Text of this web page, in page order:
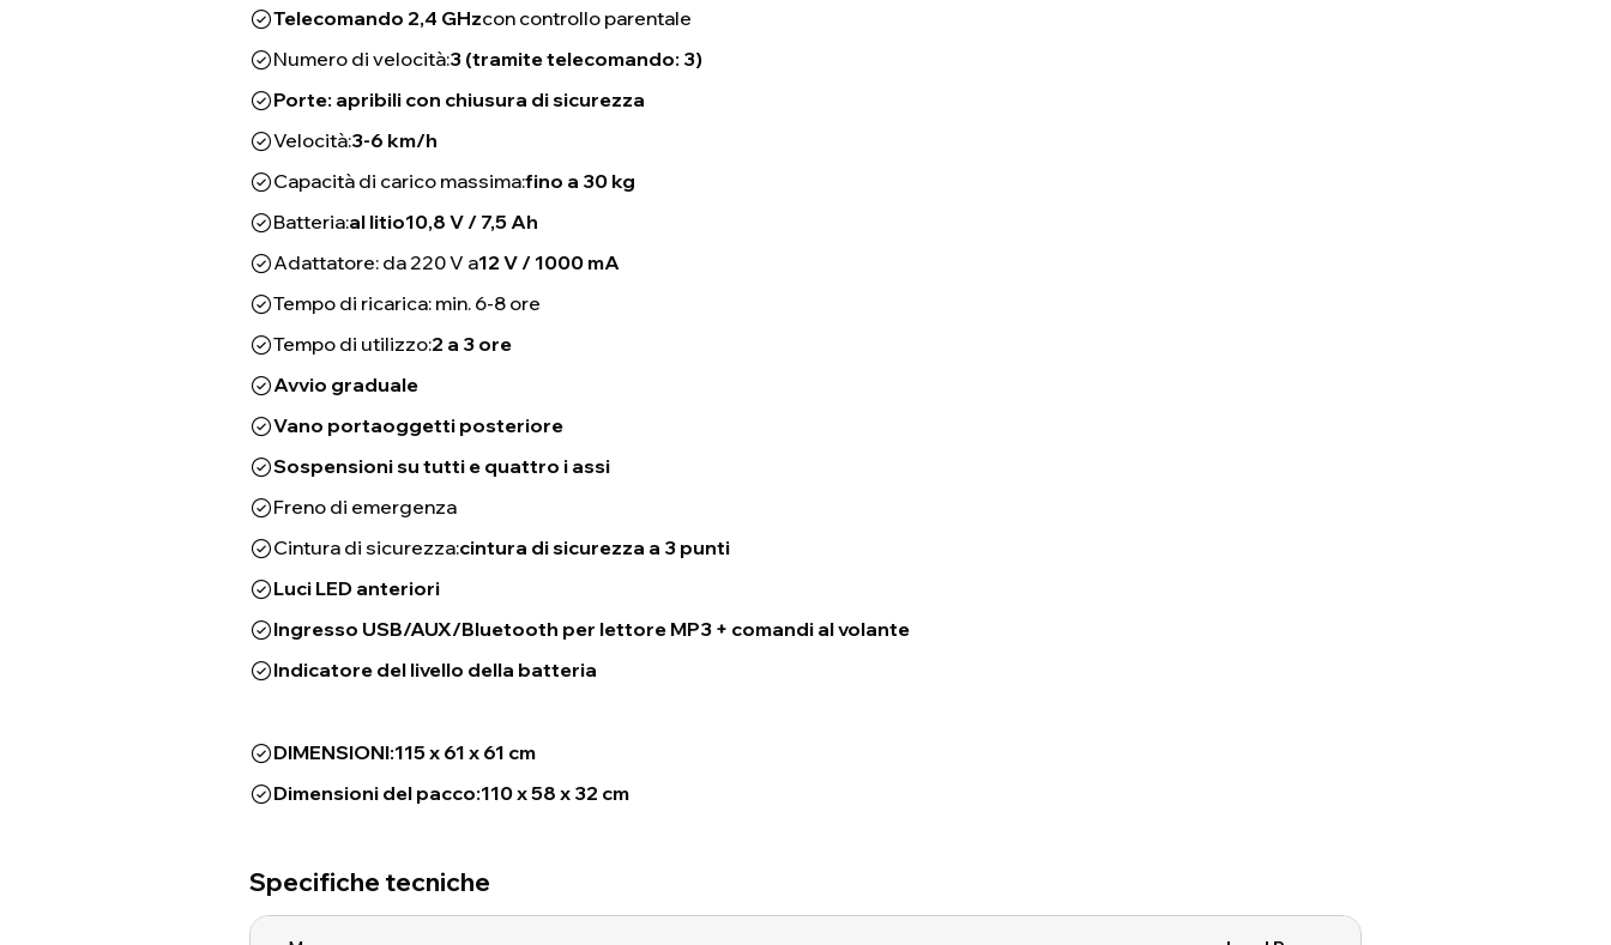
Telecomando 2,4 GHzcon controllo parentale
Numero di velocità:3 (tramite telecomando: 3)
Porte: apribili con chiusura di sicurezza
Velocità:3-6 km/h
Capacità di carico massima:fino a 30 kg
Batteria:al litio10,8 V / 7,5 Ah
Adattatore: da 220 V a12 V / 1000 mA
Tempo di ricarica: min. 6-8 ore
Tempo di utilizzo:2 a 3 ore
Avvio graduale
Vano portaoggetti posteriore
Sospensioni su tutti e quattro i assi
Freno di emergenza
Cintura di sicurezza:cintura di sicurezza a 3 punti
Luci LED anteriori
Ingresso USB/AUX/Bluetooth per lettore MP3 + comandi al volante
Indicatore del livello della batteria
DIMENSIONI:115 x 61 x 61 cm
Dimensioni del pacco:110 x 58 x 32 cm
Specifiche tecniche